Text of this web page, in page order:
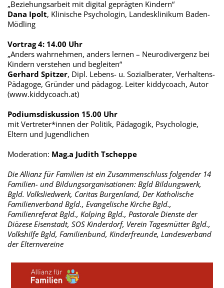
„Beziehungsarbeit mit digital geprägten Kindern“
Dana Ipolt, Klinische Psychologin, Landesklinikum Baden-
Mödling
Vortrag 4: 14.00 Uhr
„Anders wahrnehmen, anders lernen – Neurodivergenz bei
Kindern verstehen und begleiten“
Gerhard Spitzer, Dipl. Lebens- u. Sozialberater, Verhaltens-
Pädagoge, Gründer und pädagog. Leiter kiddycoach, Autor
(www.kiddycoach.at)
Podiumsdiskussion 15.00 Uhr
mit Vertreter*innen der Politik, Pädagogik, Psychologie,
Eltern und Jugendlichen
Moderation: Mag.a Judith Tscheppe
Die Allianz für Familien ist ein Zusammenschluss folgender 14
Familien- und Bildungsorganisationen: Bgld Bildungswerk,
Bgld. Volksliedwerk, Caritas Burgenland, Der Katholische
Familienverband Bgld., Evangelische Kirche Bgld.,
Familienreferat Bgld., Kolping Bgld., Pastorale Dienste der
Diözese Eisenstadt, SOS Kinderdorf, Verein Tagesmütter Bgld.,
Volkshilfe Bgld, Familienbund, Kinderfreunde, Landesverband
der Elternvereine